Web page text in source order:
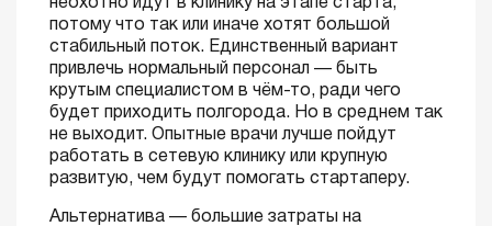
неохотно идут в клинику на этапе старта,
потому что так или иначе хотят большой
стабильный поток. Единственный вариант
привлечь нормальный персонал — быть
крутым специалистом в чём-то, ради чего
будет приходить полгорода. Но в среднем так
не выходит. Опытные врачи лучше пойдут
работать в сетевую клинику или крупную
развитую, чем будут помогать стартаперу.
Альтернатива — большие затраты на